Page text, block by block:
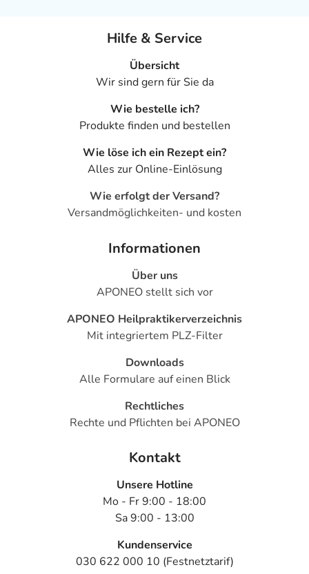
Hilfe & Service
Übersicht
Wir sind gern für Sie da
Wie bestelle ich?
Produkte finden und bestellen
Wie löse ich ein Rezept ein?
Alles zur Online-Einlösung
Wie erfolgt der Versand?
Versandmöglichkeiten- und kosten
Informationen
Über uns
APONEO stellt sich vor
APONEO Heilpraktikerverzeichnis
Mit integriertem PLZ-Filter
Downloads
Alle Formulare auf einen Blick
Rechtliches
Rechte und Pflichten bei APONEO
Kontakt
Unsere Hotline
Mo - Fr 9:00 - 18:00
Sa 9:00 - 13:00
Kundenservice
030 622 000 10 (Festnetztarif)